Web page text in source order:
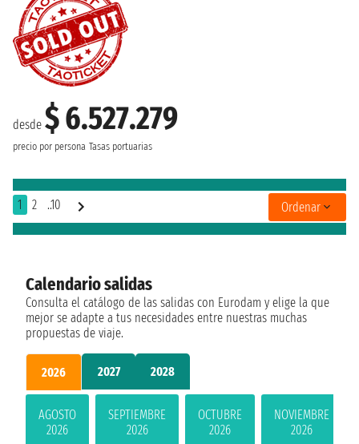
desde $ 6.527.279
precio por persona Tasas portuarias
1 2 ..10 Ordenar
Calendario salidas
Consulta el catálogo de las salidas con Eurodam y elige la que
mejor se adapte a tus necesidades entre nuestras muchas
propuestas de viaje.
2026 2027 2028
AGOSTO
2026
SEPTIEMBRE
2026
OCTUBRE
2026
NOVIEMBRE
2026